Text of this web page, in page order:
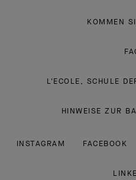
KOMMEN
L'ECOLE, SCHULE
HINWEISE ZUR
INSTAGRAM FACEBOOK